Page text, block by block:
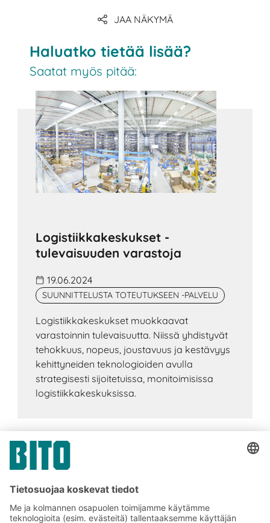
JAA NÄKYMÄ
Haluatko tietää lisää?
Saatat myös pitää:
Logistiikkakeskukset -
tulevaisuuden varastoja
19.06.2024
SUUNNITTELUSTA TOTEUTUKSEEN -PALVELU
Logistiikkakeskukset muokkaavat
varastoinnin tulevaisuutta. Niissä yhdistyvät
tehokkuus, nopeus, joustavuus ja kestävyys
kehittyneiden teknologioiden avulla
strategisesti sijoitetuissa, monitoimisissa
logistiikkakeskuksissa.